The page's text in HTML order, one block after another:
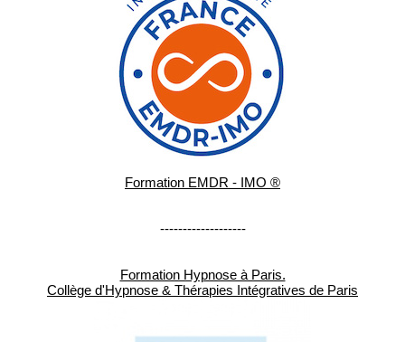
Formation EMDR - IMO ®
-------------------
Formation Hypnose à Paris.
Collège d'Hypnose & Thérapies Intégratives de Paris